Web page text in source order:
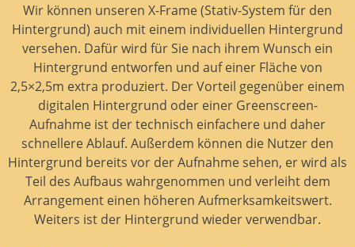
Wir können unseren X-Frame (Stativ-System für den
Hintergrund) auch mit einem individuellen Hintergrund
versehen. Dafür wird für Sie nach ihrem Wunsch ein
Hintergrund entworfen und auf einer Fläche von
2,5×2,5m extra produziert. Der Vorteil gegenüber einem
digitalen Hintergrund oder einer Greenscreen-
Aufnahme ist der technisch einfachere und daher
schnellere Ablauf. Außerdem können die Nutzer den
Hintergrund bereits vor der Aufnahme sehen, er wird als
Teil des Aufbaus wahrgenommen und verleiht dem
Arrangement einen höheren Aufmerksamkeitswert.
Weiters ist der Hintergrund wieder verwendbar.